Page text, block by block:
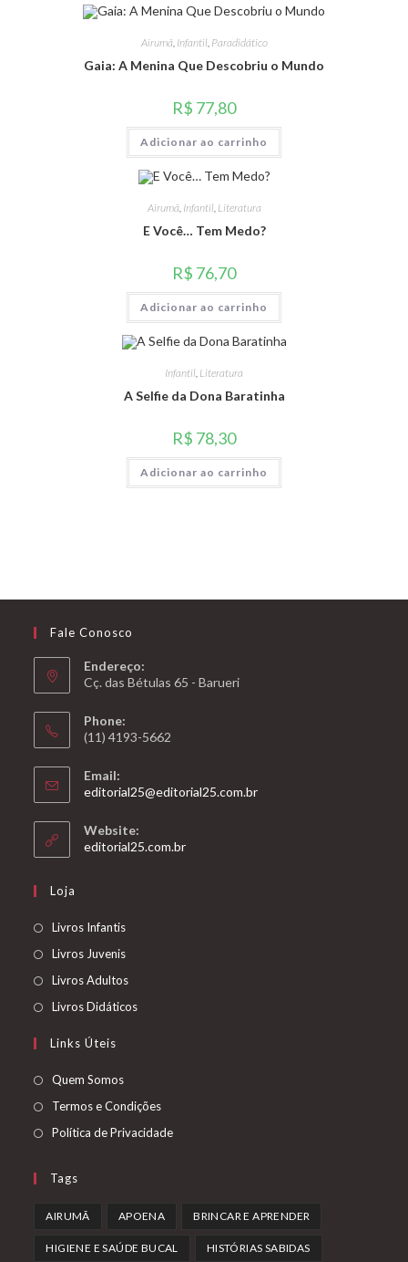
Airumã, Infantil, Paradidático
Gaia: A Menina Que Descobriu o Mundo
R$ 77,80
Adicionar ao carrinho
Airumã, Infantil, Literatura
E Você… Tem Medo?
R$ 76,70
Adicionar ao carrinho
Infantil Literatura
A Selfie da Dona Baratinha
R$ 78,30
Adicionar ao carrinho
Fale Conosco
Endereço:
Cç. das Bétulas 65 - Barueri
Phone:
(11) 4193-5662
Email:
editorial25@editorial25.com.brAbre
Website:
editorial25.com.brAbre
Loja
Livros InfantisAbre
Livros JuvenisAbre
em
Livros AdultosAbre
em
Livros DidáticosAbre
Links Úteis
Quem SomosAbre
em
uma
Termos e CondiçõesAbre
em
Política de PrivacidadeAbre
Tags
AIRUMÃ APOENA BRINCAR E APRENDER
HIGIENE E SAÚDE BUCAL HISTÓRIAS SABIDAS